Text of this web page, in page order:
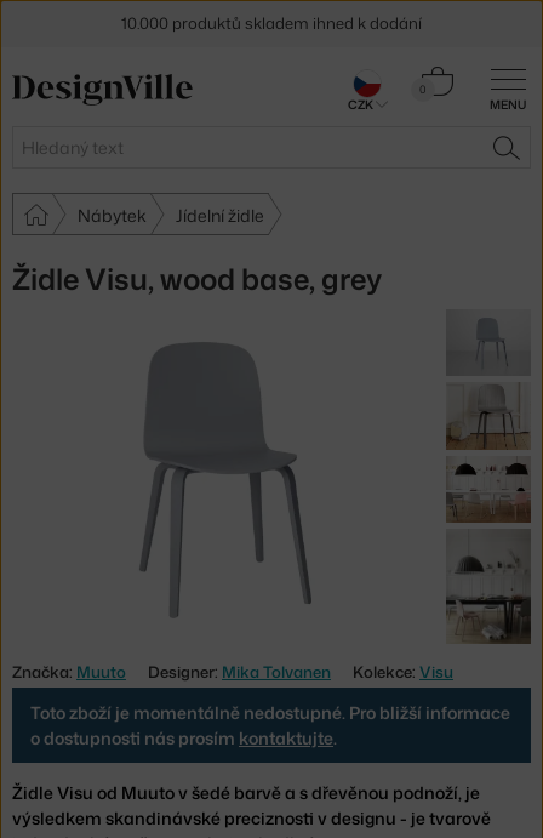
MENU
Hledat
0
Košík
Nábytek Jídelní židle
Židle Visu, wood base, grey
Značka: Muuto Designer: Mika Tolvanen Kolekce: Visu
Toto zboží je momentálně nedostupné. Pro bližší informace
o dostupnosti nás prosím kontaktujte.
Židle Visu od Muuto v šedé barvě a s dřevěnou podnoží, je
výsledkem skandinávské preciznosti v designu - je tvarově
10.000 produktů skladem ihned k dodání
30 dní na vrácení zbožíCZK